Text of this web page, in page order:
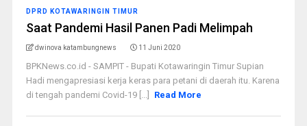
DPRD KOTAWARINGIN TIMUR
Saat Pandemi Hasil Panen Padi Melimpah
dwinova katambungnews 11 Juni 2020
BPKNews.co.id - SAMPIT - Bupati Kotawaringin Timur Supian
Hadi mengapresiasi kerja keras para petani di daerah itu. Karena
di tengah pandemi Covid-19 [...]
Read More